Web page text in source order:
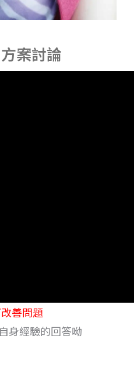
案討論
善問題
身經驗的回答呦